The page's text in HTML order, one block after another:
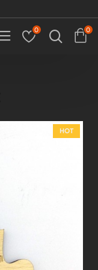
0 0
HOT